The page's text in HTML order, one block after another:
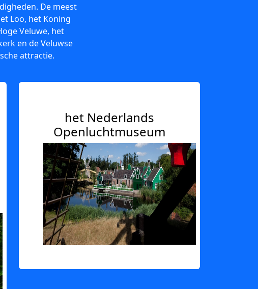
De meest
Loo, het Koning
Veluwe, het
en de Veluwse
attractie.
het Nederlands
Openluchtmuseum